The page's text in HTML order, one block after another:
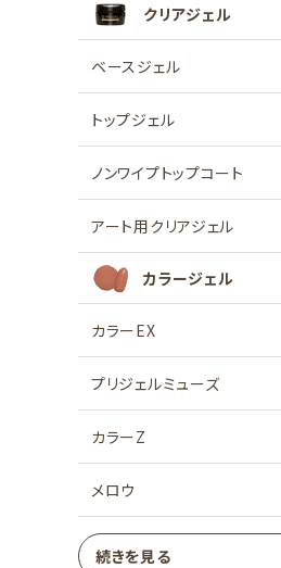
クリアジェル
ベースジェル
トップジェル
ノンワイプトップコート
アート用クリアジェル
カラージェル
カラーEX
プリジェルミューズ
カラーZ
メロウ
続きを見る